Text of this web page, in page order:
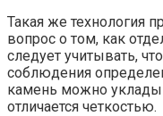
Такая же технология
вопрос о том, как
следует учитывать,
соблюдения
камень можно
отличается четкостью.